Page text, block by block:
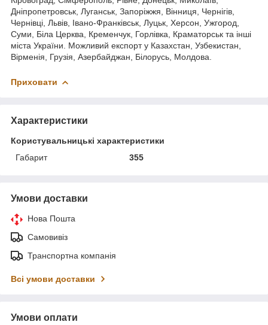
Дніпропетровськ, Луганськ, Запоріжжя, Вінниця, Чернігів,
Чернівці, Львів, Івано-Франківськ, Луцьк, Херсон, Ужгород,
Суми, Біла Церква, Кременчук, Горлівка, Краматорськ та інші
міста України. Можливий експорт у Казахстан, Узбекистан,
Вірменія, Грузія, Азербайджан, Білорусь, Молдова.
Приховати
Характеристики
Користувальницькі характеристики
Габарит
355
Умови доставки
Нова Пошта
Самовивіз
Транспортна компанія
Всі умови доставки
Умови оплати